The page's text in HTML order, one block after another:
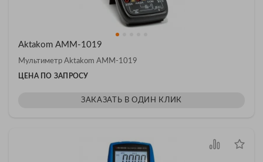
Aktakom АММ-1019
Мультиметр Aktakom АММ-1019
ЦЕНА ПО ЗАПРОСУ
ЗАКАЗАТЬ В ОДИН КЛИК